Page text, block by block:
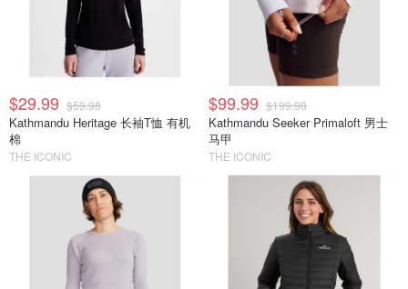
$29.99 $59.98
Kathmandu Heritage 长袖T恤 有机
棉
THE ICONIC
$99.99 $199.98
Kathmandu Seeker Primaloft 男士
马甲
THE ICONIC